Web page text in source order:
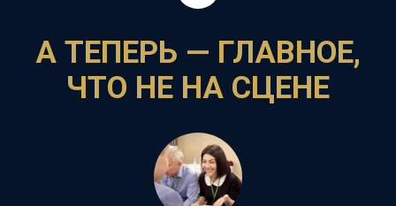
А ТЕПЕРЬ — ГЛАВНОЕ,
ЧТО НЕ НА СЦЕНЕ